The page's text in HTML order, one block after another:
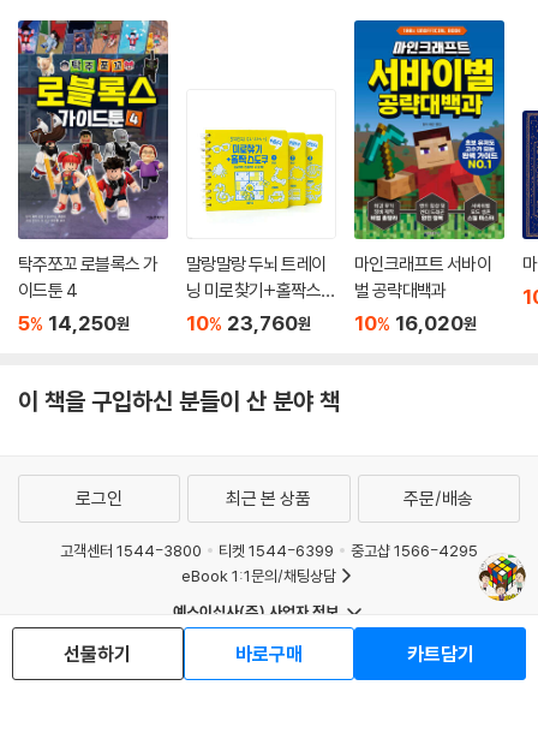
탁주쪼꼬 로블록스 가
이드툰 4
5% 14,250원
말랑말랑 두뇌 트레이
닝 미로찾기+홀짝스도
쿠 1~3 세트
10% 23,760원
마인크래프트 서바이
벌 공략대백과
10% 16,020원
이 책을 구입하신 분들이 산 분야 책
선물하기 바로구매 카트담기
로그인 최근 본 상품 주문/배송
고객센터 1544-3800 티켓 1544-6399
중고샵 1566-4295
eBook 1:1문의/채팅상담
예스이십사(주) 사업자 정보
이용약관
개인정보처리방침
청소년보호정책
PC버전
거래처관계자께